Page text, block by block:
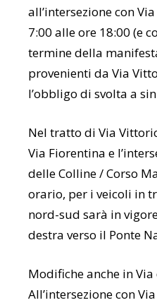
all’intersezione con
7:00 alle ore 18:00 (e
termine della
provenienti da Via
l’obbligo di svolta a
Nel tratto di Via
Via Fiorentina e
delle Colline / Corso
orario, per i veicoli in
nord-sud sarà in
destra verso il Ponte
Modifiche anche in
All’intersezione con